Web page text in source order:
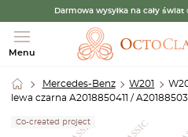
Darmowa wysyłka na cały świat
Menu
Mercedes-Benz W201
lewa czarna A2018850411 /
Co-created project